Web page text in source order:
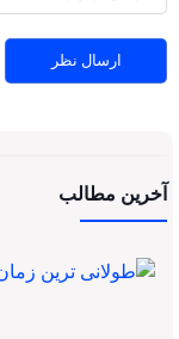
آخرین مطالب